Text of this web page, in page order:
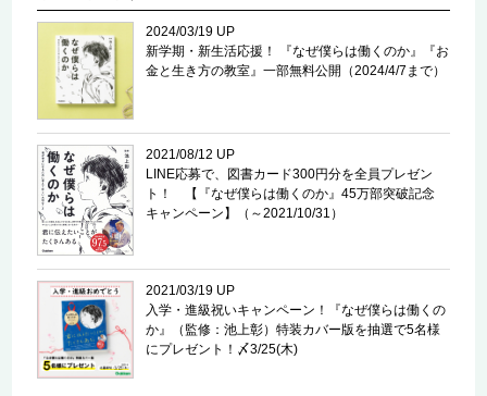
2024/03/19 UP
新学期・新生活応援！ 『なぜ僕らは働くのか』『お
金と生き方の教室』一部無料公開（2024/4/7まで）
2021/08/12 UP
LINE応募で、図書カード300円分を全員プレゼン
ト！ 【『なぜ僕らは働くのか』45万部突破記念
キャンペーン】（～2021/10/31）
2021/03/19 UP
入学・進級祝いキャンペーン！『なぜ僕らは働くの
か』（監修：池上彰）特装カバー版を抽選で5名様
にプレゼント！〆3/25(木)